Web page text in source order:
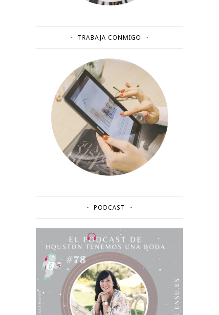
TRABAJA CONMIGO
PODCAST